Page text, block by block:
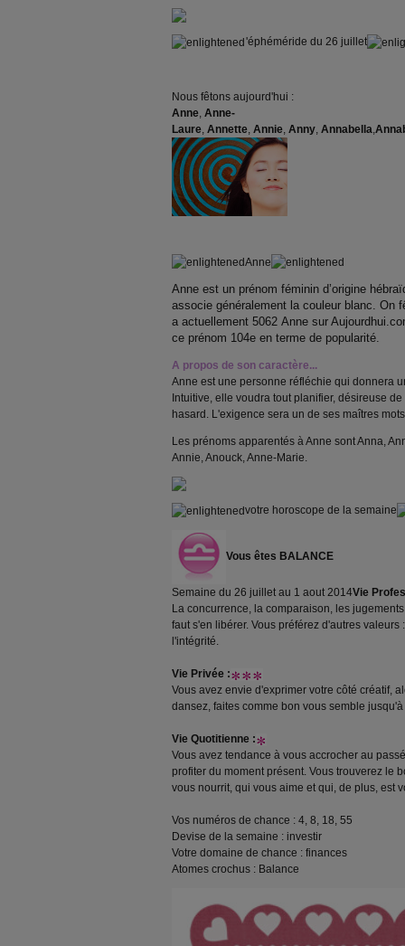
'éphéméride du 26 juillet
Nous fêtons aujourd'hui :
Anne Anne-
Laure Annette Annie Anny Annabella
Anne
Anne est un prénom féminin d’origine
associe généralement la couleur blanc. On
a actuellement 5062 Anne sur
ce prénom 104e en terme de popularité.
A propos de son caractère...
Anne est une personne réfléchie qui donnera
Intuitive, elle voudra tout planifier, désireuse
hasard. L'exigence sera un de ses maîtres
Les prénoms apparentés à Anne sont Anna,
Annie, Anouck, Anne-Marie.
votre horoscope de la semaine
Vous êtes BALANCE
Semaine du 26 juillet au 1 aout 2014Vie
La concurrence, la comparaison, les
faut s'en libérer. Vous préférez d'autres
l'intégrité.
Vie Privée :
Vous avez envie d'exprimer votre côté créatif,
dansez, faites comme bon vous semble
Vie Quotitienne :
Vous avez tendance à vous accrocher au
profiter du moment présent. Vous trouverez le
vous nourrit, qui vous aime et qui, de plus, est
Vos numéros de chance : 4, 8, 18, 55
Devise de la semaine : investir
Votre domaine de chance : finances
Atomes crochus : Balance